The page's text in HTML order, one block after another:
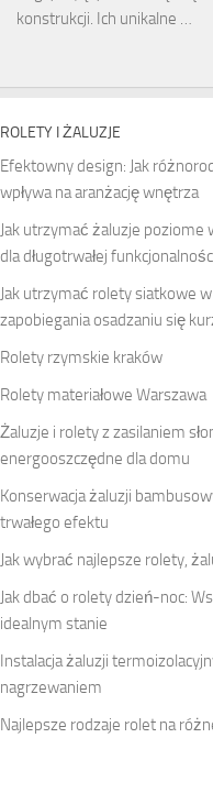
konstrukcji. Ich unikalne …
ROLETY I ŻALUZJE
Efektowny design: Jak
wpływa na aranżację wnętrza
Jak utrzymać żaluzje poziome
dla długotrwałej
Jak utrzymać rolety siatkowe
zapobiegania osadzaniu się
Rolety rzymskie kraków
Rolety materiałowe Warszawa
Żaluzje i rolety z zasilaniem
energooszczędne dla domu
Konserwacja żaluzji
trwałego efektu
Jak wybrać najlepsze rolety,
Jak dbać o rolety dzień-noc:
idealnym stanie
Instalacja żaluzji
nagrzewaniem
Najlepsze rodzaje rolet na